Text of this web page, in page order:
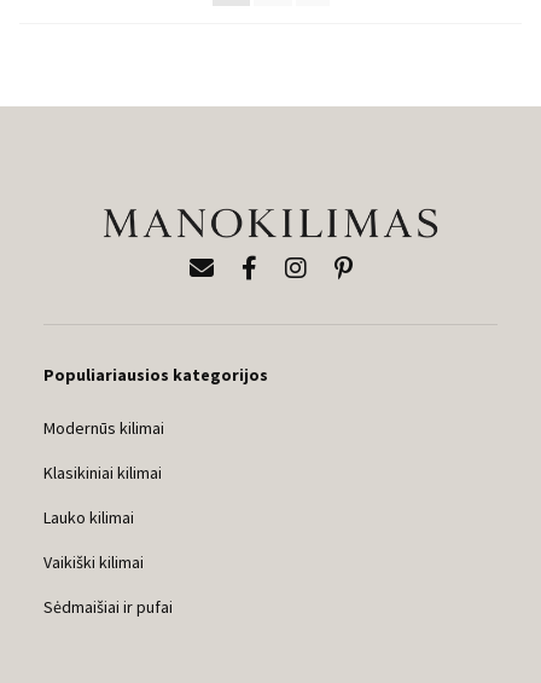
Populiariausios kategorijos
Modernūs kilimai
Klasikiniai kilimai
Lauko kilimai
Vaikiški kilimai
Sėdmaišiai ir pufai